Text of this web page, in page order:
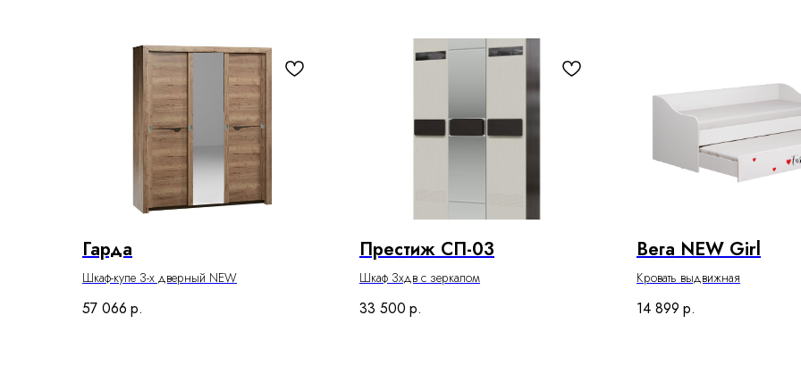
Гарда
Шкаф-купе 3-х дверный NEW
57 066 р.
Престиж СП-03
Шкаф 3хдв с зеркалом
33 500 р.
Вега NEW Girl
Кровать выдвижная
14 899 р.